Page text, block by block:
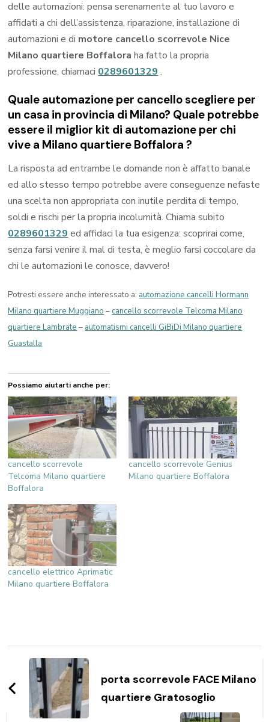
delle automazioni: pensa serenamente al tuo lavoro e
affidati a chi dell’assistenza, riparazione, installazione di
automazioni e di motore cancello scorrevole Nice
Milano quartiere Boffalora ha fatto la propria
professione, chiamaci 0289601329 .
Quale automazione per cancello scegliere per
un casa in provincia di Milano? Quale potrebbe
essere il miglior kit di automazione per chi
vive a Milano quartiere Boffalora ?
La risposta ad entrambe le domande non è affatto banale
ed allo stesso tempo potrebbe avere conseguenze nefaste
una scelta non appropriata con inutile perdita di tempo,
soldi e rischi per la propria incolumità. Chiama subito
0289601329 ed affidaci la tua esigenza: scoprirai come,
senza farsi venire il mal di testa, è meglio farsi coccolare da
chi le automazioni le conosce, davvero!
Potresti essere anche interessato a: automazione cancelli Hormann
Milano quartiere Muggiano –cancello scorrevole Telcoma Milano
quartiere Lambrate – automatismi cancelli GiBiDi Milano quartiere
Guastalla
Possiamo aiutarti anche per:
cancello scorrevole
Telcoma Milano quartiere
Boffalora
cancello scorrevole Genius
Milano quartiere Boffalora
cancello elettrico Aprimatic
Milano quartiere Boffalora
Navigazione
articoli
porta scorrevole FACE Milano
quartiere Gratosoglio